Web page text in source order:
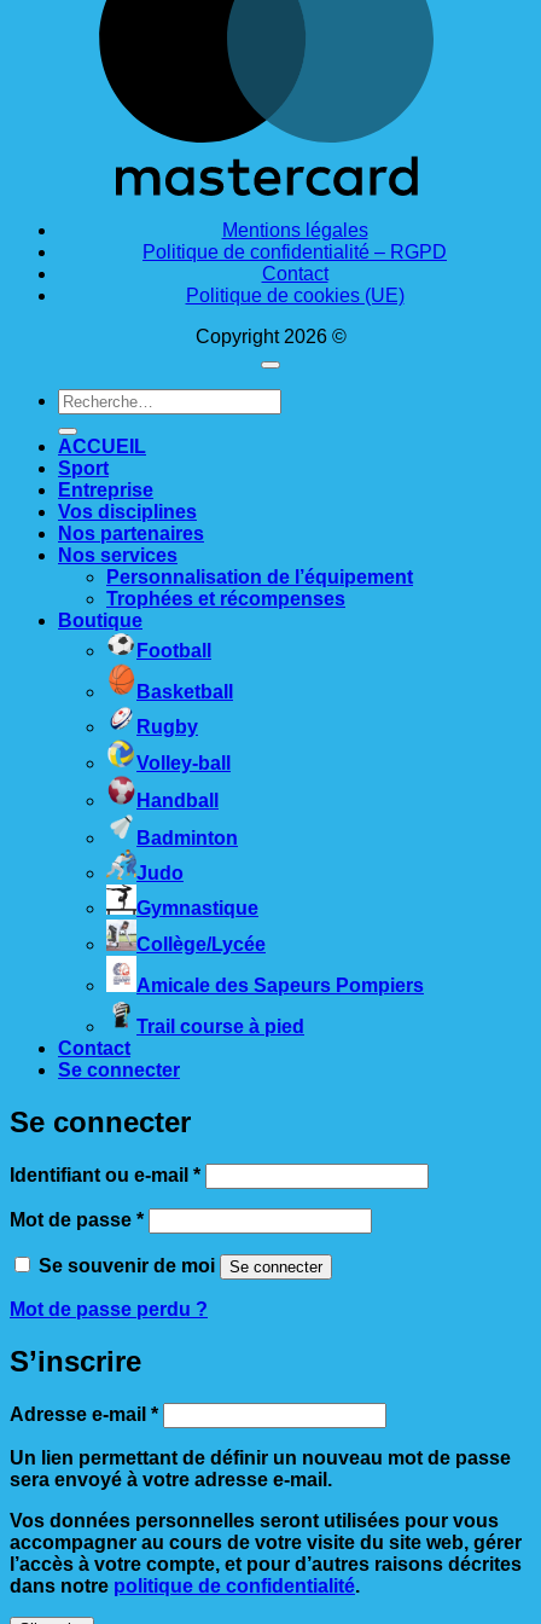
Mentions légales
Politique de confidentialité – RGPD
Contact
Politique de cookies (UE)
Copyright 2026 ©
Recherche
pour :
ACCUEIL
Sport
Entreprise
Vos disciplines
Nos partenaires
Nos services
Personnalisation de l’équipement
Trophées et récompenses
Boutique
Football
Basketball
Rugby
Volley-ball
Handball
Badminton
Judo
Gymnastique
Collège/Lycée
Amicale des Sapeurs Pompiers
Trail course à pied
Contact
Se connecter
Se connecter
Identifiant ou e-mail *Obligatoire
Mot de passe *Obligatoire
Se souvenir de moi Se connecter
Mot de passe perdu ?
S’inscrire
Adresse e-mail *Obligatoire
Un lien permettant de définir un nouveau mot de passe
sera envoyé à votre adresse e-mail.
Vos données personnelles seront utilisées pour vous
accompagner au cours de votre visite du site web, gérer
l’accès à votre compte, et pour d’autres raisons décrites
dans notre politique de confidentialité.